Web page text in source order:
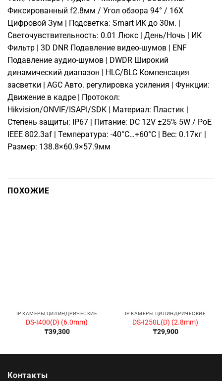
Фиксированный f2.8мм / Угол обзора 94° / 16X
Цифровой Зум | Подсветка: Smart ИК до 30м. |
Светочувствительность: 0.01 Люкс | День/Ночь | ИК
Фильтр | 3D DNR Подавление видео-шумов | ENF
Подавление аудио-шумов | DWDR Широкий
динамический диапазон | HLC/BLC Компенсация
засветки | AGC Авто. регулировка усиления | Функции:
Движение в кадре | Протокол:
Hikvision/ONVIF/ISAPI/SDK | Материал: Пластик |
Степень защиты: IP67 | Питание: DC 12V ±25% 5W / PoE
IEEE 802.3af | Температура: -40°C…+60°C | Вес: 0.17кг |
Размер: 138.8×60.9×57.9мм
ПОХОЖИЕ
IP КАМЕРЫ ЦИЛИНДРИЧЕСКИЕ
DS-I400(D) (6.0mm)
₸39,300
IP КАМЕРЫ ЦИЛИНДРИЧЕСКИЕ
DS-I250L(D) (2.8mm)
₸29,900
Контакты